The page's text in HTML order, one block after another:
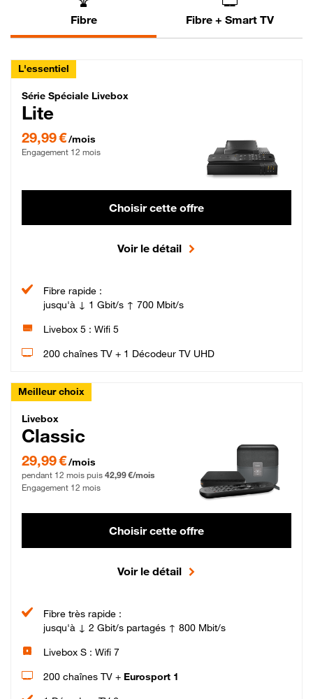
Fibre Fibre + Smart TV
L'essentiel
Série Spéciale Livebox Lite Fibre
Série Spéciale Livebox
Lite
29,99 €/mois
Engagement 12 mois
Choisir cette offre
Voir le détail
Fibre rapide :
jusqu'à ↓ 1 Gbit/s ↑ 700 Mbit/s
Livebox 5 : Wifi 5
200 chaînes TV + 1 Décodeur TV UHD
Meilleur choix
Livebox Classic Fibre
Livebox
Classic
29,99 € par mois pendant 12 mois puis 42,99 € par mois, Engagement 12 mois
29,99 €/mois
pendant 12 mois puis 42,99 €/mois
Engagement 12 mois
Choisir cette offre
Voir le détail
Fibre très rapide :
jusqu'à ↓ 2 Gbit/s partagés ↑ 800 Mbit/s
Livebox S : Wifi 7
200 chaînes TV + Eurosport 1